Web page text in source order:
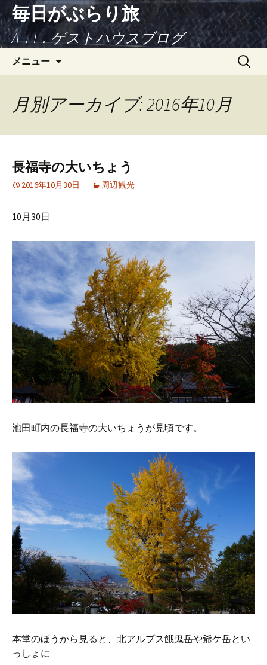
毎日がぶらり旅
A．I．ゲストハウスブログ
メニュー
検
月別アーカイブ: 2016年10月
長福寺の大いちょう
2016年10月30日 周辺観光
10月30日
池田町内の長福寺の大いちょうが見頃です。
本堂のほうから見ると、北アルプス餓鬼岳や爺ケ岳とい
っしょに